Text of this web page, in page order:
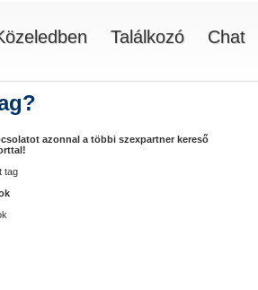
Találkozó Chat
azonnal a többi szexpartner kereső
tag